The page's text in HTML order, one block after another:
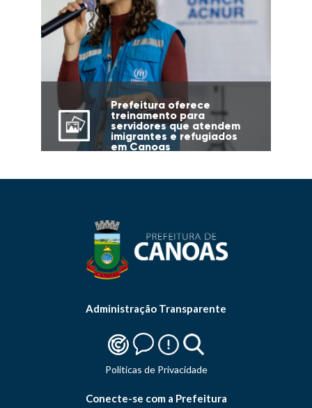
Prefeitura oferece
treinamento para
servidores que atendem
imigrantes e refugiados
em Canoas
Administração Transparente
Politicas de Privacidade
Conecte-se com a Prefeitura